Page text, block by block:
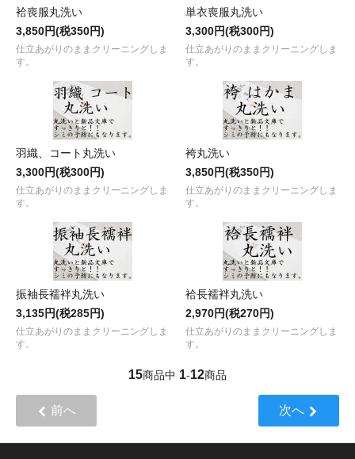
袷喪服丸洗い
3,850円(税350円)
仕立あがりのままクリーニングしま
す。
単衣喪服丸洗い
3,300円(税300円)
仕立あがりのままクリーニングしま
す。
羽織、コート丸洗い
3,300円(税300円)
仕立あがりのままクリーニングしま
す。
袴丸洗い
3,850円(税350円)
仕立あがりのままクリーニングしま
す。
振袖長襦袢丸洗い
3,135円(税285円)
仕立あがりのままクリーニングしま
す。
袷長襦袢丸洗い
2,970円(税270円)
仕立あがりのままクリーニングしま
す。
15商品中 1-12商品
前へ 次へ